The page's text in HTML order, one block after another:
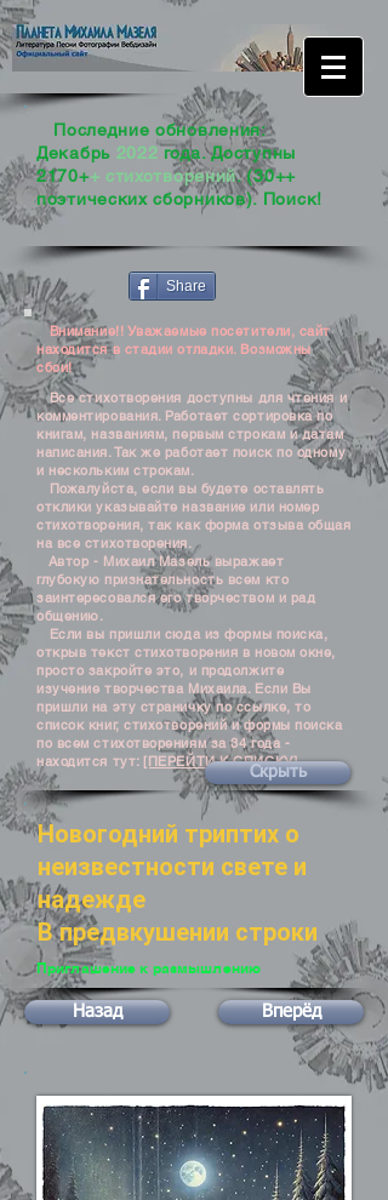
Последние обновления:
Декабрь2022года. Доступны
2170++ стихотворений. (30++
поэтических сборников). Поиск!
Share
Внимание!! Уважаемые посетители, сайт
находится в стадии отладки. Возможны
сбои!
Все стихотворения доступны для чтения и
комментирования. Работает сортировка по
книгам, названиям, первым строкам и датам
написания. Так же работает поиск по одному
и нескольким строкам.
Пожалуйста, если вы будете оставлять
отклики указывайте название или номер
стихотворения, так как форма отзыва общая
на все стихотворения.
Автор - Михаил Мазель выражает
глубокую признательность всем кто
заинтересовался его творчеством и рад
общению.
Если вы пришли сюда из формы поиска,
открыв текст стихотворения в новом окне,
просто закройте это, и продолжите
изучение творчества Михаила. Если Вы
пришли на эту страничку по ссылке, то
список книг, стихотворений и формы поиска
по всем стихотворениям за 34 года -
находится тут: [ПЕРЕЙТИ К СПИСКУ]
Скрыть
Новогодний триптих о
неизвестности свете и
надежде
В предвкушении строки
Приглашение к размышлению
Назад Вперёд